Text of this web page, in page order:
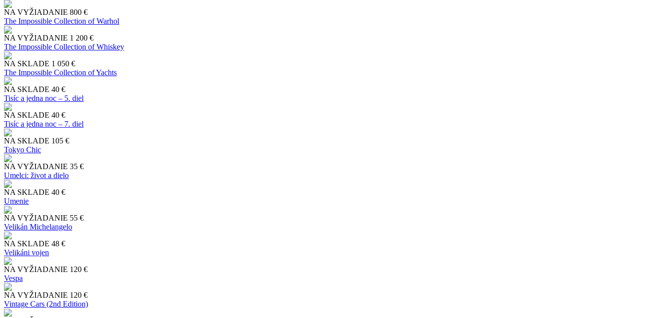
NA VYŽIADANIE 800 €
The Impossible Collection of Warhol
NA VYŽIADANIE 1 200 €
The Impossible Collection of Whiskey
NA SKLADE 1 050 €
The Impossible Collection of Yachts
NA SKLADE 40 €
Tisíc a jedna noc – 5. diel
NA SKLADE 40 €
Tisíc a jedna noc – 7. diel
NA SKLADE 105 €
Tokyo Chic
NA VYŽIADANIE 35 €
Umelci: život a dielo
NA SKLADE 40 €
Umenie
NA VYŽIADANIE 55 €
Velikán Michelangelo
NA SKLADE 48 €
Velikáni vojen
NA VYŽIADANIE 120 €
Vespa
NA VYŽIADANIE 120 €
Vintage Cars (2nd Edition)